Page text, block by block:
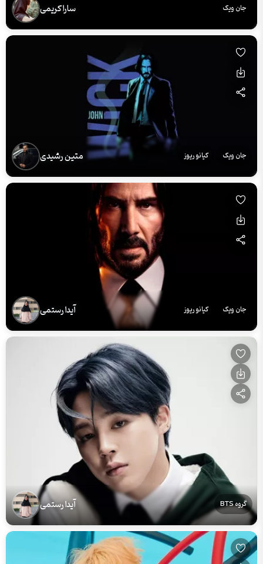
جان ویک سارا کریمی
جان ویک کیانو ریوز متین رشیدی
جان ویک کیانو ریوز آیدا رستمی
گروه BTS آیدا رستمی